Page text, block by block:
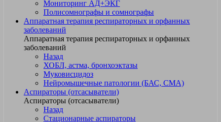
Мониторинг АД+ЭКГ
Полисомнографы и сомнографы
Аппаратная терапия респираторных и орфанных
заболеваний
Аппаратная терапия респираторных и орфанных
заболеваний
Назад
ХОБЛ, астма, бронхоэктазы
Муковисцидоз
Нейромышечные патологии (БАС, СМА)
Аспираторы (отсасыватели)
Аспираторы (отсасыватели)
Назад
Стационарные аспираторы